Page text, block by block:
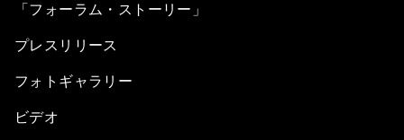
「フォーラム・ストーリー」
プレスリリース
フォトギャラリー
ビデオ